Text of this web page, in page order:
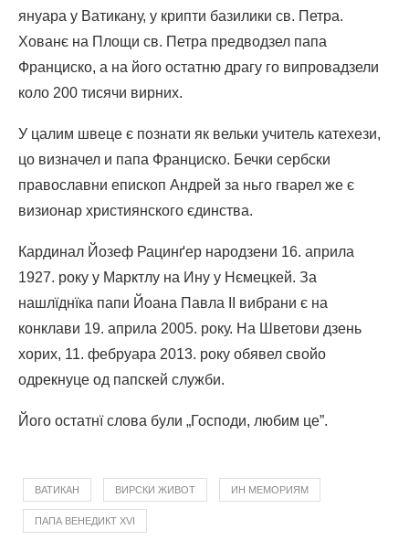
януара у Ватикану, у крипти базилики св. Петра.
Хованє на Площи св. Петра предводзел папа
Франциско, а на його остатню драгу го випровадзели
коло 200 тисячи вирних.
У цалим швеце є познати як вельки учитель катехези,
цо визначел и папа Франциско. Бечки сербски
православни епископ Андрей за ньго гварел же є
визионар християнского єдинства.
Кардинал Йозеф Рацинґер народзени 16. априла
1927. року у Марктлу на Ину у Нємецкей. За
нашлїднїка папи Йоана Павла II вибрани є на
конклави 19. априла 2005. року. На Шветови дзень
хорих, 11. фебруара 2013. року обявел свойо
одрекнуце од папскей служби.
Його остатнї слова були „Господи, любим це”.
ВАТИКАН ВИРСКИ ЖИВОТ ИН МЕМОРИЯМ
ПАПА ВЕНЕДИКТ XVI